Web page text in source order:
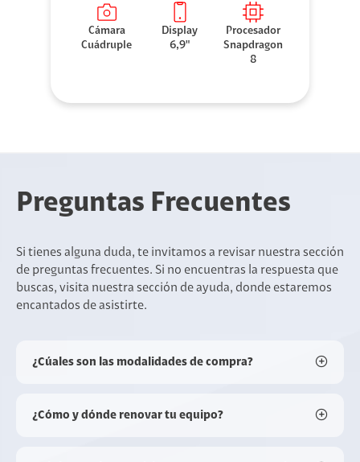
Cámara
Cuádruple
Display
6,9"
Procesador
Snapdragon
8
Preguntas Frecuentes
Si tienes alguna duda, te invitamos a revisar nuestra sección
de preguntas frecuentes. Si no encuentras la respuesta que
buscas, visita nuestra sección de ayuda, donde estaremos
encantados de asistirte.
¿Cúales son las modalidades de compra?
¿Cómo y dónde renovar tu equipo?